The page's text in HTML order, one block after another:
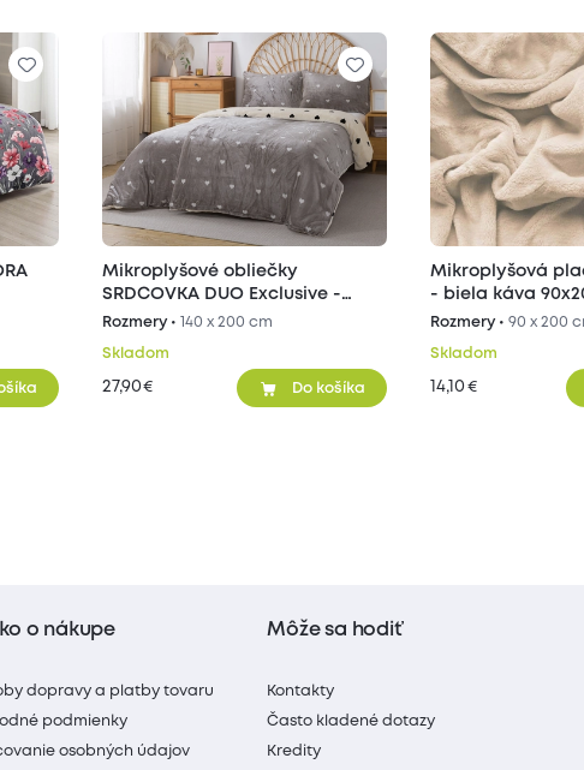
Mikroplyšové obliečky
SRDCOVKA DUO Exclusive -
sivé/béžové
Rozmery • 140 x 200 cm
Skladom
27,90 € Do košíka
Mikroplyšová
- biela káva
Rozmery •90 x 200
Skladom
14,10 €
o nákupe
dopravy a platby tovaru
podmienky
osobných údajov
Môže sa hodiť
Kontakty
Často kladené dotazy
Kredity